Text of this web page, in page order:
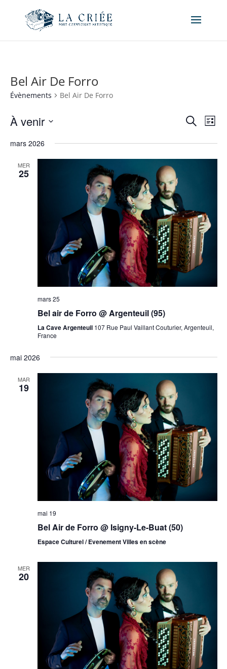
Bel Air De Forro
Évènements Bel Air De Forro
de
Recherche
de
Liste
À venir
une
mars 2026
MER
25
mars 25
Bel air de Forro @ Argenteuil (95)
La Cave Argenteuil 107 Rue Paul Vaillant Couturier, Argenteuil,
France
mai 2026
MAR
19
mai 19
Bel Air de Forro @ Isigny-Le-Buat (50)
Espace Culturel / Evenement Villes en scène
MER
20